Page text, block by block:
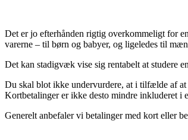
Det er jo efterhånden rigtig overkommeligt for
varerne – til børn og babyer, og ligeledes til
Det kan stadigvæk vise sig rentabelt at studere
Du skal blot ikke undervurdere, at i tilfælde af at
Kortbetalinger er ikke desto mindre inkluderet i
Generelt anbefaler vi betalinger med kort eller